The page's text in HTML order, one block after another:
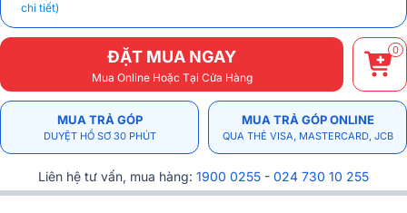
chi tiết)
ĐẶT MUA NGAY
Mua Online Hoặc Tại Cửa Hàng
0
MUA TRẢ GÓP
DUYỆT HỒ SƠ 30 PHÚT
MUA TRẢ GÓP ONLINE
QUA THẺ VISA, MASTERCARD, JCB
Liên hệ tư vấn, mua hàng: 1900 0255 - 024 730 10 255